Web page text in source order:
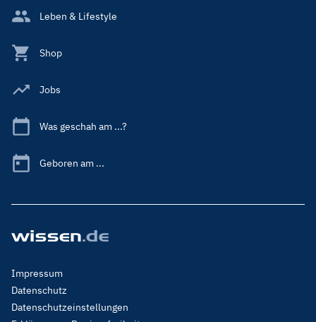
Leben & Lifestyle
Shop
Jobs
Was geschah am ...?
Geboren am ...
Footer
Menu
Legal
Impressum
Datenschutz
Datenschutzeinstellungen